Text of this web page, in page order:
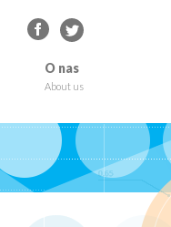
O nas
About us